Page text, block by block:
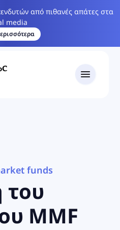
από πιθανές απάτες στα
media
funds
του
MMF